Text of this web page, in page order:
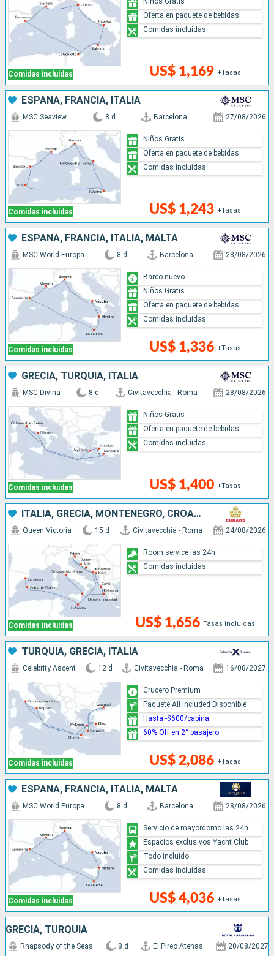
Comidas incluidas US$ 1,169 +Tasas
Oferta en paquete de bebidas
Comidas incluidas
ESPAÑA, FRANCIA, ITALIA
Comidas incluidas
MSC Seaview 8 d Barcelona 27/08/2026
US$ 1,243 +Tasas
Niños Gratis
Oferta en paquete de bebidas
Comidas incluidas
ESPAÑA, FRANCIA, ITALIA, MALTA
Comidas incluidas
MSC World Europa 8 d Barcelona 28/08/2026
US$ 1,336 +Tasas
Barco nuevo
Niños Gratis
Oferta en paquete de bebidas
Comidas incluidas
GRECIA, TURQUÍA, ITALIA
Comidas incluidas
MSC Divina 8 d Civitavecchia - Roma 28/08/2026
US$ 1,400 +Tasas
Niños Gratis
Oferta en paquete de bebidas
Comidas incluidas
ITALIA, GRECIA, MONTENEGRO, CROACIA, MALTA, ESPAÑA
Comidas incluidas
Queen Victoria 15 d Civitavecchia - Roma 24/08/2026
US$ 1,656 Tasas incluidas
Room service las 24h
Comidas incluidas
TURQUÍA, GRECIA, ITALIA
Comidas incluidas
Celebrity Ascent 12 d Civitavecchia - Roma 16/08/2027
US$ 2,086 +Tasas
Crucero Premium
Paquete All Included Disponible
Hasta -$600/cabina
60% Off en 2° pasajero
ESPAÑA, FRANCIA, ITALIA, MALTA
Comidas incluidas
MSC World Europa 8 d Barcelona 28/08/2026
US$ 4,036 +Tasas
Servicio de mayordomo las 24h
Espacios exclusivos Yacht Club
Todo incluido
Comidas incluidas
GRECIA, TURQUÍA
Rhapsody of the Seas 8 d El Pireo Atenas 20/08/2027